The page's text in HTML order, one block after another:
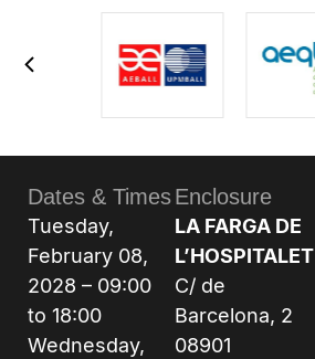
Dates & Times
Tuesday,
February 08,
2028 – 09:00
to 18:00
Wednesday,
Enclosure
LA FARGA DE
L’HOSPITALET
C/ de
Barcelona, 2
08901